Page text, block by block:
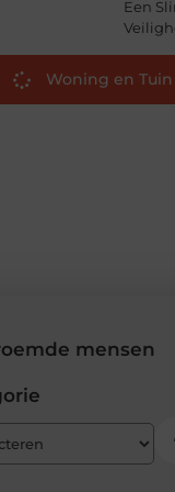
Een
Woning en Tuin
mensen